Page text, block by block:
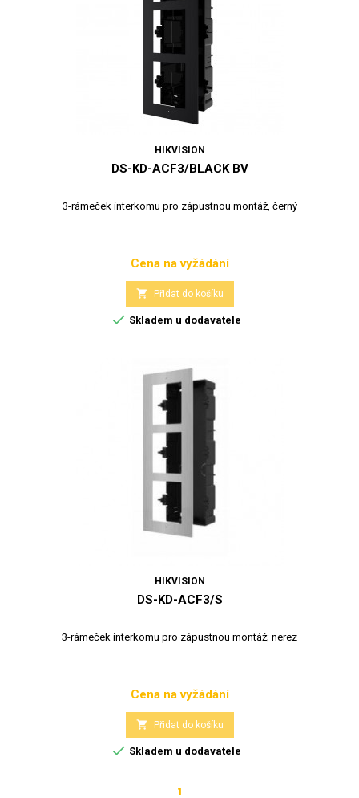
HIKVISION
DS-KD-ACF3/BLACK BV
3-rámeček interkomu pro zápustnou montáž, černý
Cena
Cena na vyžádání
 Přidat do košíku
 Skladem u dodavatele
HIKVISION
DS-KD-ACF3/S
3-rámeček interkomu pro zápustnou montáž; nerez
Cena
Cena na vyžádání
 Přidat do košíku
 Skladem u dodavatele
1